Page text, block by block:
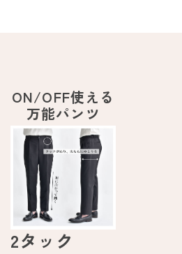
ON/OFF使える
万能パンツ
2タック